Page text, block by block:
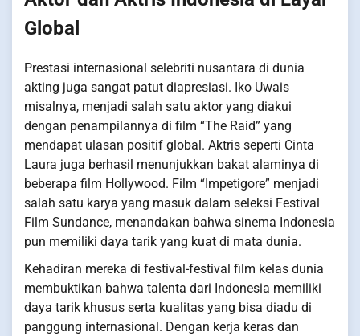
Global
Prestasi internasional selebriti nusantara di dunia
akting juga sangat patut diapresiasi. Iko Uwais
misalnya, menjadi salah satu aktor yang diakui
dengan penampilannya di film “The Raid” yang
mendapat ulasan positif global. Aktris seperti Cinta
Laura juga berhasil menunjukkan bakat alaminya di
beberapa film Hollywood. Film “Impetigore” menjadi
salah satu karya yang masuk dalam seleksi Festival
Film Sundance, menandakan bahwa sinema Indonesia
pun memiliki daya tarik yang kuat di mata dunia.
Kehadiran mereka di festival-festival film kelas dunia
membuktikan bahwa talenta dari Indonesia memiliki
daya tarik khusus serta kualitas yang bisa diadu di
panggung internasional. Dengan kerja keras dan